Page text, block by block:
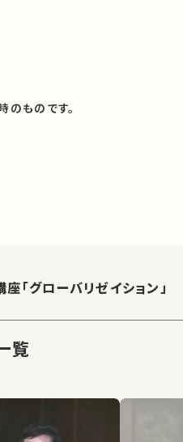
ものです。
「グローバリゼイション」
覧